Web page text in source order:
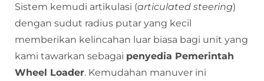
Sistem kemudi artikulasi (articulated steering)
dengan sudut radius putar yang kecil
memberikan kelincahan luar biasa bagi unit yang
kami tawarkan sebagai penyedia Pemerintah
Wheel Loader. Kemudahan manuver ini